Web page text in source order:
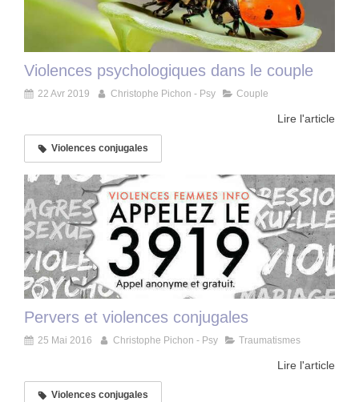
Violences psychologiques dans le couple
22 Avr 2019 Christophe Pichon - Psy Couple
Lire l'article
Violences conjugales
Pervers et violences conjugales
25 Mai 2016 Christophe Pichon - Psy Traumatismes
Lire l'article
Violences conjugales